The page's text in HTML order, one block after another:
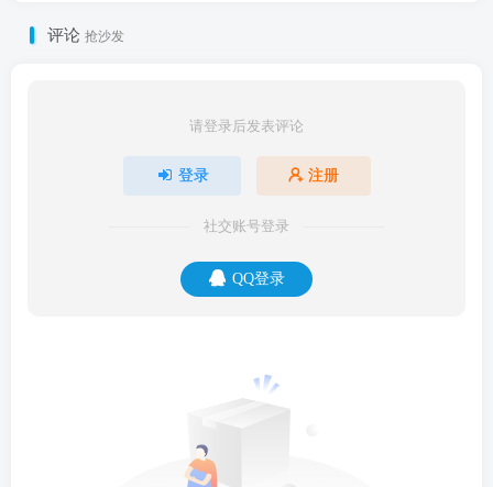
评论 抢沙发
请登录后发表评论
登录 注册
社交账号登录
QQ登录